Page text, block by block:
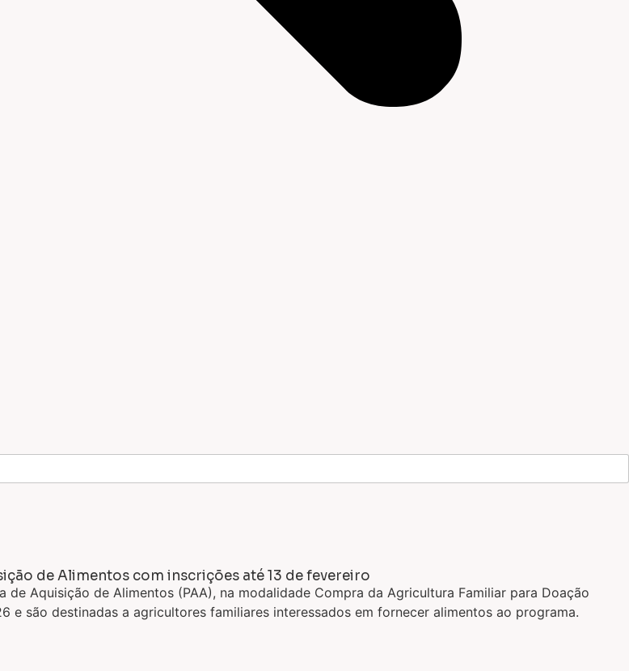
de Alimentos com inscrições até 13 de fevereiro
Aquisição de Alimentos (PAA), na modalidade Compra da Agricultura Familiar para Doação
e são destinadas a agricultores familiares interessados em fornecer alimentos ao programa.